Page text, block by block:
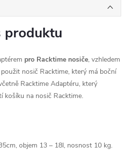
produktu
pro Racktime nosiče, vzhledem
nosič Racktime, který má boční
Racktime Adaptéru, který
košíku na nosič Racktime.
objem 13 – 18l, nosnost 10 kg.